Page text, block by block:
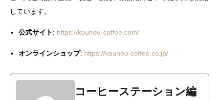
しています。
公式サイト: https://kounou-coffee.com/
オンラインショップ: https://kounou-coffee.co.jp/
コーヒーステーション編